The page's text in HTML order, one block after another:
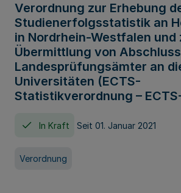
Verordnung zur Erhebung
Studienerfolgsstatistik an
in Nordrhein-Westfalen und
Übermittlung von
Landesprüfungsämter an
Universitäten (ECTS-
Statistikverordnung –
In Kraft Seit 01. Januar 2021
Verordnung